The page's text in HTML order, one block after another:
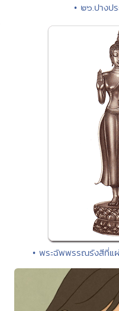
• ๒๖.ปางป
• พระฉัพพรรณรังสีที่แ